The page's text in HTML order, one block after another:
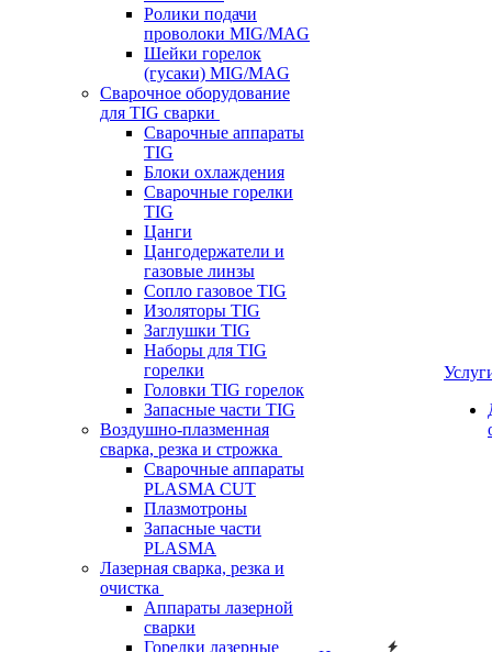
Ролики подачи
проволоки MIG/MAG
Шейки горелок
(гусаки) MIG/MAG
Сварочное оборудование
для TIG сварки
Сварочные аппараты
TIG
Блоки охлаждения
Сварочные горелки
TIG
Цанги
Цангодержатели и
газовые линзы
Сопло газовое TIG
Изоляторы TIG
Заглушки TIG
Наборы для TIG
горелки
Головки TIG горелок
Запасные части TIG
Воздушно-плазменная
сварка, резка и строжка
Сварочные аппараты
PLASMA CUT
Плазмотроны
Запасные части
PLASMA
Лазерная сварка, резка и
очистка
Аппараты лазерной
сварки
Горелки лазерные